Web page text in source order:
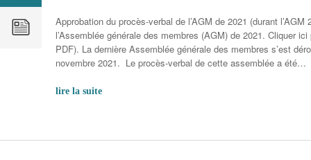
Approbation du procès-verbal de l’AGM de 2021 (durant l’AGM
l’Assemblée générale des membres (AGM) de 2021. Cliquer
PDF). La dernière Assemblée générale des membres s’est
novembre 2021. Le procès-verbal de cette assemblée a été…
lire la suite